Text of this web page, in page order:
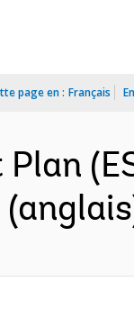
page en : Français